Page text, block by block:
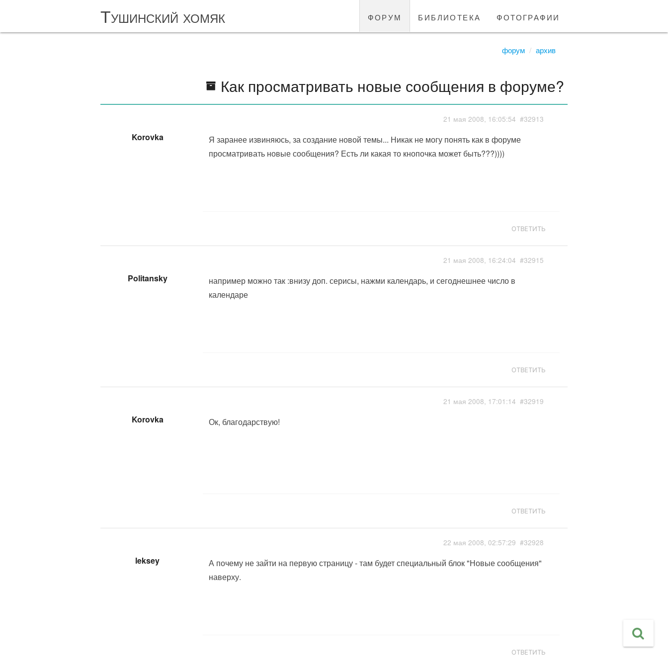
Тушинский хомяк форум библиотека фотографии
форум архив
Как просматривать новые сообщения в форуме?
Korovka
21 мая 2008, 16:05:54 #32913
Я заранее извиняюсь, за создание новой темы... Никак не могу понять как в форуме
просматривать новые сообщения? Есть ли какая то кнопочка может быть???))))
ОТВЕТИТЬ
Politansky
21 мая 2008, 16:24:04 #32915
например можно так :внизу доп. серисы, нажми календарь, и сегоднешнее число в
календаре
ОТВЕТИТЬ
Korovka
21 мая 2008, 17:01:14 #32919
Ок, благодарствую!
ОТВЕТИТЬ
leksey
22 мая 2008, 02:57:29 #32928
А почему не зайти на первую страницу - там будет специальный блок "Новые сообщения"
наверху.
ОТВЕТИТЬ